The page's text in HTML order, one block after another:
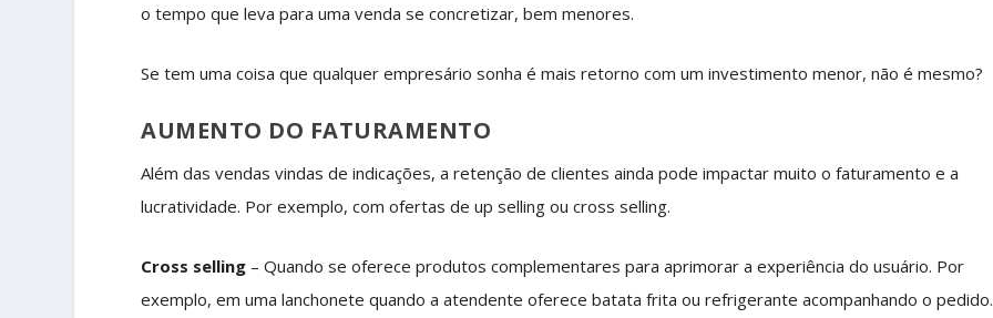
o tempo que leva para uma venda se concretizar, bem menores.
Se tem uma coisa que qualquer empresário sonha é mais retorno com um investimento menor, não é mesmo?
AUMENTO DO FATURAMENTO
Além das vendas vindas de indicações, a retenção de clientes ainda pode impactar muito o faturamento e a
lucratividade. Por exemplo, com ofertas de up selling ou cross selling.
Cross selling – Quando se oferece produtos complementares para aprimorar a experiência do usuário. Por
exemplo, em uma lanchonete quando a atendente oferece batata frita ou refrigerante acompanhando o pedido.